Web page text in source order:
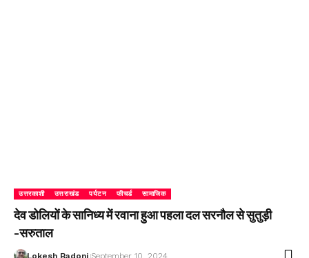
उत्तरकाशी उत्तराखंड पर्यटन फीचर्ड सामाजिक
देव डोलियों के सानिध्य में रवाना हुआ पहला दल सरनौल से सुतुड़ी
-सरुताल
Lokesh Badoni September 10, 2024